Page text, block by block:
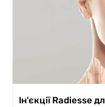
Ін'єкції Radiesse